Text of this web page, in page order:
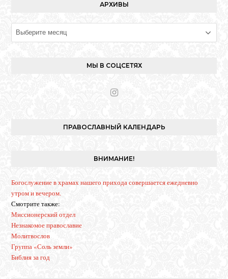
АРХИВЫ
Архивы
МЫ В СОЦСЕТЯХ
I
t
a
ПРАВОСЛАВНЫЙ КАЛЕНДАРЬ
ВНИМАНИЕ!
Богослужение в храмах нашего прихода совершается ежедневно
утром и вечером.
Смотрите также:
Миссионерский отдел
Незнакомое православие
Молитвослов
Группа «Соль земли»
Библия за год